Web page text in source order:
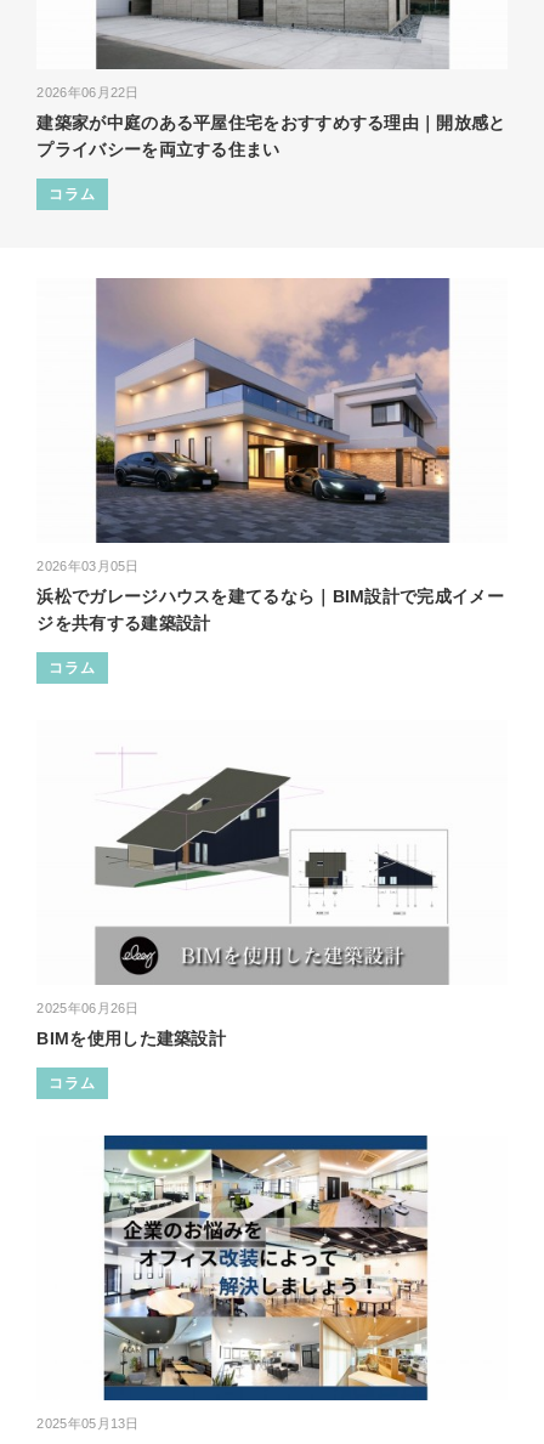
2026年06月22日
建築家が中庭のある平屋住宅をおすすめする理由｜開放感と
プライバシーを両立する住まい
コラム
2026年03月05日
浜松でガレージハウスを建てるなら｜BIM設計で完成イメー
ジを共有する建築設計
コラム
2025年06月26日
BIMを使用した建築設計
コラム
2025年05月13日